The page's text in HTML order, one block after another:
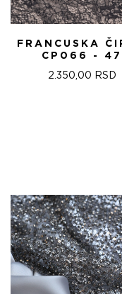
FRANCUSKA
CP066 - 47
2.350,00 RSD